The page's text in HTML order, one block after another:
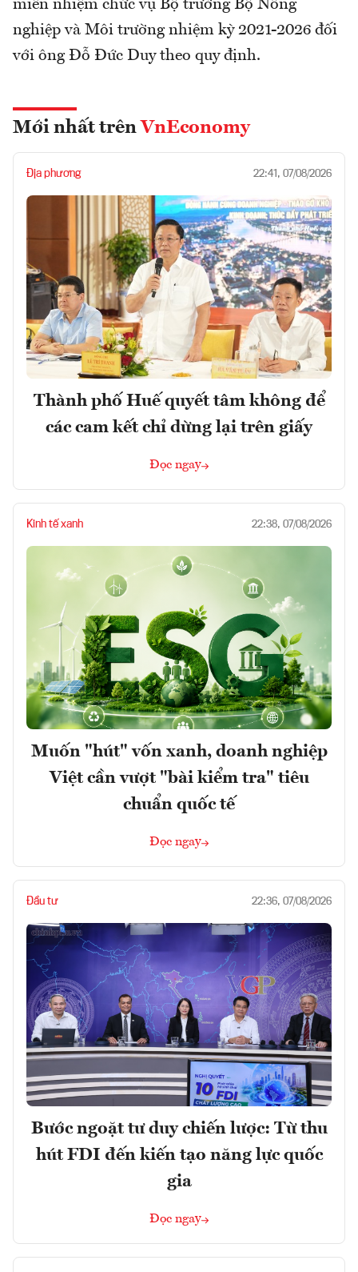
miễn nhiệm chức vụ Bộ trưởng Bộ Nông
nghiệp và Môi trường nhiệm kỳ 2021-2026 đối
với ông Đỗ Đức Duy theo quy định.
Mới nhất trên VnEconomy
Địa phương 22:41, 07/08/2026
Thành phố Huế quyết tâm không để
các cam kết chỉ dừng lại trên giấy
Đọc ngay
Kinh tế xanh 22:38, 07/08/2026
Muốn "hút" vốn xanh, doanh nghiệp
Việt cần vượt "bài kiểm tra" tiêu
chuẩn quốc tế
Đọc ngay
Đầu tư 22:36, 07/08/2026
Bước ngoặt tư duy chiến lược: Từ thu
hút FDI đến kiến tạo năng lực quốc
gia
Đọc ngay